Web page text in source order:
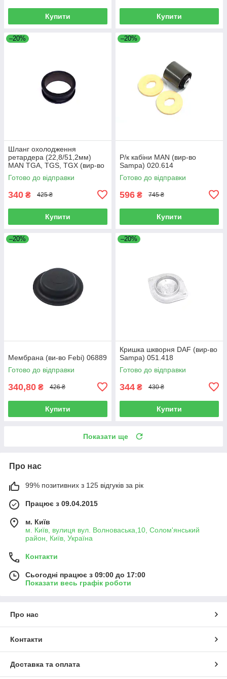
Купити Купити
–20%
Шланг охолодження
ретардера (22,8/51,2мм)
MAN TGA, TGS, TGX (вир-во
Sampa) 023.258
Готово до відправки
340 ₴ 425 ₴
Купити
–20%
Р/к кабіни MAN (вир-во
Sampa) 020.614
Готово до відправки
596 ₴ 745 ₴
Купити
–20%
Мембрана (ви-во Febi) 06889
Готово до відправки
340,80 ₴ 426 ₴
Купити
–20%
Кришка шкворня DAF (вир-во
Sampa) 051.418
Готово до відправки
344 ₴ 430 ₴
Купити
Показати ще
Про нас
99% позитивних з 125 відгуків за рік
Працює з 09.04.2015
м. Київ
м. Київ, вулиця вул. Волноваська,10, Солом'янський
район, Київ, Україна
Контакти
Сьогодні працює з 09:00 до 17:00
Показати весь графік роботи
Про нас
Контакти
Доставка та оплата